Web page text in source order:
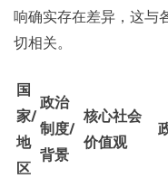
响确实存在差异，这与
切相关。
国
家/
地
区
政治
制度/
背景
核心社会
价值观